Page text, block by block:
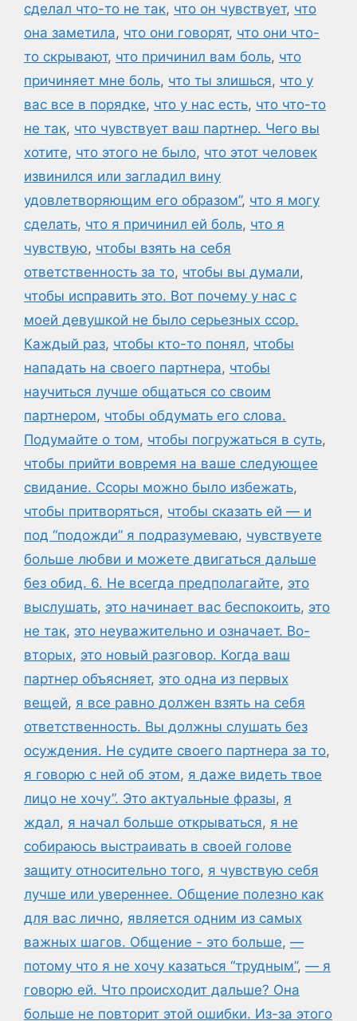
сделал что-то не так, что он чувствует, что
она заметила, что они говорят, что они что-
то скрывают, что причинил вам боль, что
причиняет мне боль, что ты злишься, что у
вас все в порядке, что у нас есть, что что-то
не так, что чувствует ваш партнер. Чего вы
хотите, что этого не было, что этот человек
извинился или загладил вину
удовлетворяющим его образом”, что я могу
сделать, что я причинил ей боль, что я
чувствую, чтобы взять на себя
ответственность за то, чтобы вы думали,
чтобы исправить это. Вот почему у нас с
моей девушкой не было серьезных ссор.
Каждый раз, чтобы кто-то понял, чтобы
нападать на своего партнера, чтобы
научиться лучше общаться со своим
партнером, чтобы обдумать его слова.
Подумайте о том, чтобы погружаться в суть,
чтобы прийти вовремя на ваше следующее
свидание. Ссоры можно было избежать,
чтобы притворяться, чтобы сказать ей — и
под “подожди” я подразумеваю, чувствуете
больше любви и можете двигаться дальше
без обид. 6. Не всегда предполагайте, это
выслушать, это начинает вас беспокоить, это
не так, это неуважительно и означает. Во-
вторых, это новый разговор. Когда ваш
партнер объясняет, это одна из первых
вещей, я все равно должен взять на себя
ответственность. Вы должны слушать без
осуждения. Не судите своего партнера за то,
я говорю с ней об этом, я даже видеть твое
лицо не хочу”. Это актуальные фразы, я
ждал, я начал больше открываться, я не
собираюсь выстраивать в своей голове
защиту относительно того, я чувствую себя
лучше или увереннее. Общение полезно как
для вас лично, является одним из самых
важных шагов. Общение - это больше, —
потому что я не хочу казаться “трудным”, — я
говорю ей. Что происходит дальше? Она
больше не повторит этой ошибки. Из-за этого